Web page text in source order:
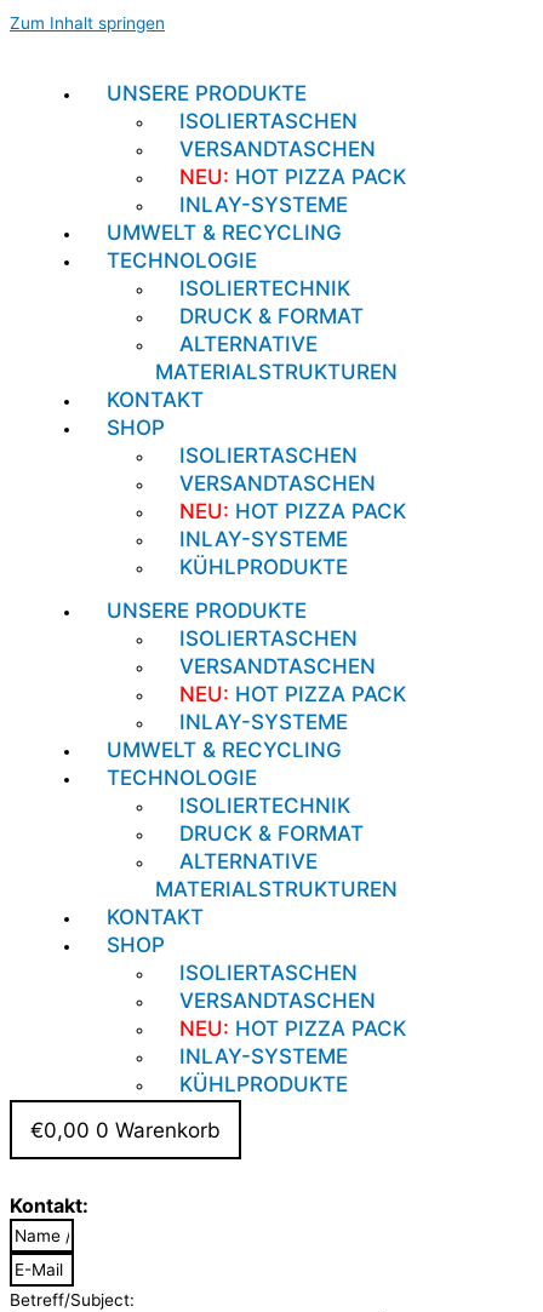
Zum Inhalt springen
UNSERE PRODUKTE
ISOLIERTASCHEN
VERSANDTASCHEN
NEU: HOT PIZZA PACK
INLAY-SYSTEME
UMWELT & RECYCLING
TECHNOLOGIE
ISOLIERTECHNIK
DRUCK & FORMAT
ALTERNATIVE
MATERIALSTRUKTUREN
KONTAKT
SHOP
ISOLIERTASCHEN
VERSANDTASCHEN
NEU: HOT PIZZA PACK
INLAY-SYSTEME
KÜHLPRODUKTE
UNSERE PRODUKTE
ISOLIERTASCHEN
VERSANDTASCHEN
NEU: HOT PIZZA PACK
INLAY-SYSTEME
UMWELT & RECYCLING
TECHNOLOGIE
ISOLIERTECHNIK
DRUCK & FORMAT
ALTERNATIVE
MATERIALSTRUKTUREN
KONTAKT
SHOP
ISOLIERTASCHEN
VERSANDTASCHEN
NEU: HOT PIZZA PACK
INLAY-SYSTEME
KÜHLPRODUKTE
€0,00 0 Warenkorb
Kontakt:
Betreff/Subject: